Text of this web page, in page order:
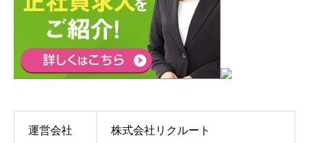
運営会社 株式会社リクルート